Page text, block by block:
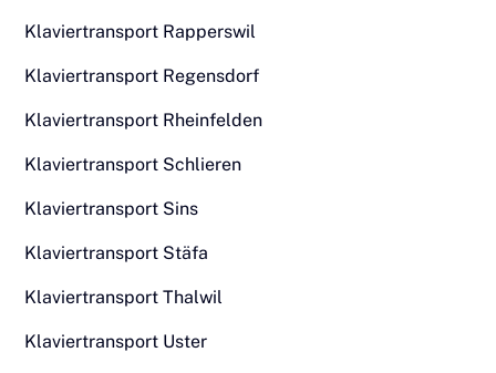
Klaviertransport Rapperswil
Klaviertransport Regensdorf
Klaviertransport Rheinfelden
Klaviertransport Schlieren
Klaviertransport Sins
Klaviertransport Stäfa
Klaviertransport Thalwil
Klaviertransport Uster